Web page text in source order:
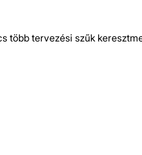
több tervezési szűk